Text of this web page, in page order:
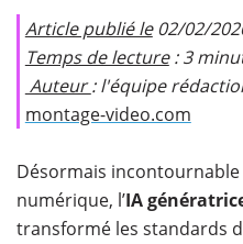
Article publié le02/02/
Temps de lecture: 3
Auteur: l'équipe
montage-video.com
​Désormais incontournable
numérique, l’IA
transformé les standards